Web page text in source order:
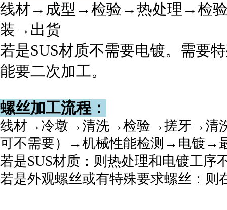
线材→成型→检验→热处理→检
装→出货
若是SUS材质不需要电镀。需要
能要二次加工。
螺丝加工流程：
线材→冷墩→清洗→检验→搓牙→清
可不需要）→机械性能检测→电镀→
若是SUS材质：则热处理和电镀工序
若是外观螺丝或有特殊要求螺丝：则